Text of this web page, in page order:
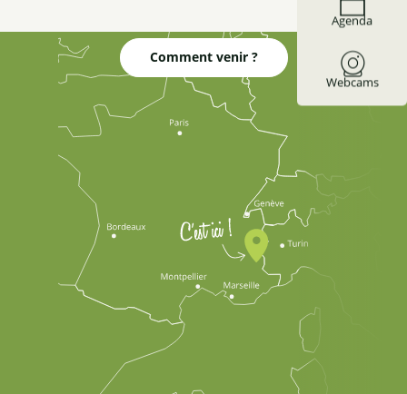
Agenda
Webcams
Chalet individuel 8 à 15 personnes - Chalet Bazan
Appartement 6 personnes - Daval I
Comment venir ?